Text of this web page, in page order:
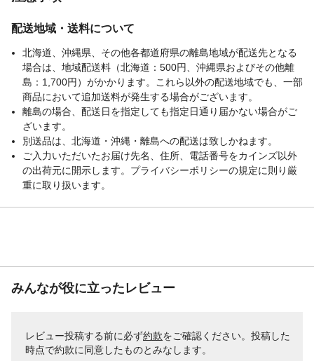
め、置き場所にご注意ください。 ●詰め替
に拭き取ってください。変色する場合があ
ります。 ●目に入った場合は、すぐに水か
ぬるま湯で洗い流してください。
生産国
ベトナム
重量
91g
配送地域・送料について
北海道、沖縄県、その他各都道府県の離島地域が配送先となる
場合は、地域配送料（北海道：500円、沖縄県およびその他離
島：1,700円）がかかります。これら以外の配送地域でも、一部
商品において追加送料が発生する場合がございます。
離島の場合、配送日を指定しても指定日通り届かない場合がご
ざいます。
別送品は、北海道・沖縄・離島への配送は致しかねます。
ご入力いただいたお届け先名、住所、電話番号をカインズ以外
の出荷元に開示します。プライバシーポリシーの規定に則り厳
重に取り扱います。
みんなが役に立ったレビュー
レビュー投稿する前に必ず約款をご確認ください。投稿した
時点で約款に同意したものとみなします。